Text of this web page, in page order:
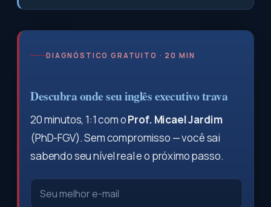
DIAGNÓSTICO GRATUITO · 20 MIN
Descubra onde seu inglês executivo trava
20 minutos, 1:1 com oProf. Micael Jardim
(PhD-FGV). Sem compromisso — você sai
sabendo seu nível real e o próximo passo.